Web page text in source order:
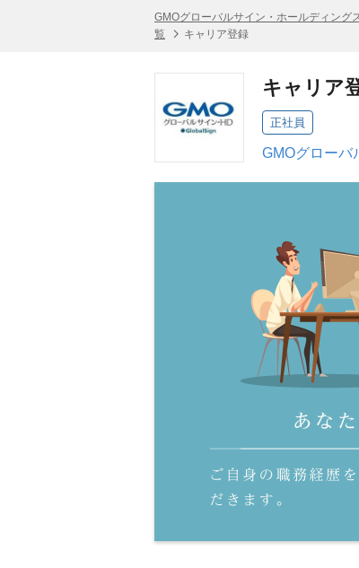
GMOグローバルサイン・ホールディング
覧
キャリア登録
キャリア
正社員
GMOグローバ